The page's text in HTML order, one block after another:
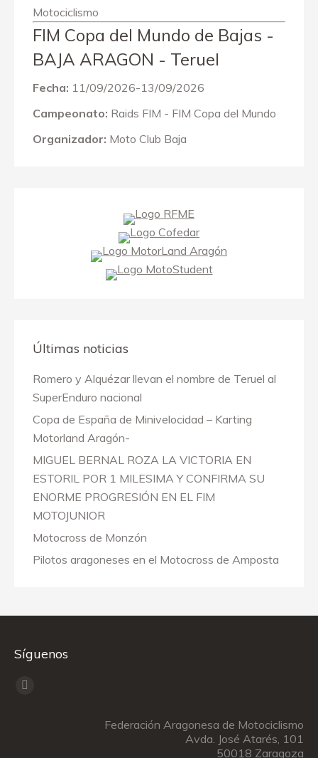
Motociclismo
FIM Copa del Mundo de Bajas -
BAJA ARAGON - Teruel
Fecha: 11/09/2026-13/09/2026
Campeonato: Raids FIM - FIM Copa del Mundo
Organizador: Moto Club Baja
Últimas noticias
Romero y Alquézar llevan el nombre de Teruel al
SuperEnduro nacional
Copa de España de Minivelocidad – Karting
Motorland Aragón-
MIGUEL BERNAL ROZA LA VICTORIA EN
ESTORIL POR 1 MILESIMA Y CONFIRMA SU
ENORME PROGRESIÓN EN EL FIM
MOTOJUNIOR
Motocross de Monzón
Pilotos aragoneses en el Motocross de Amposta
Síguenos
Encuéntranos en:
Facebook
Federación Aragonesa de Motociclismo
Avda. José Atarés, 101
50018 Zaragoza